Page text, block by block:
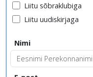
Liitu sõbraklubiga
Liitu uudiskirjaga
Nimi